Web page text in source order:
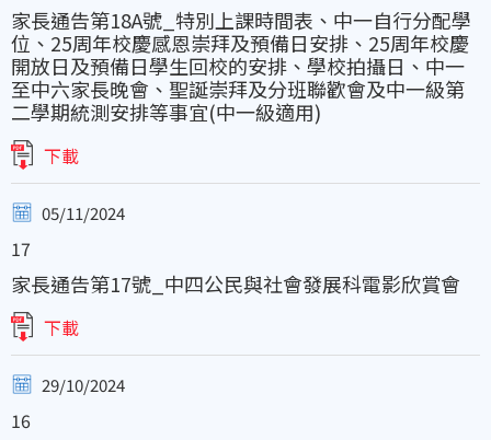
家長通告第18A號_特別上課時間表、中一自行分配學
位、25周年校慶感恩崇拜及預備日安排、25周年校慶
開放日及預備日學生回校的安排、學校拍攝日、中一
至中六家長晚會、聖誕崇拜及分班聯歡會及中一級第
二學期統測安排等事宜(中一級適用)
下載
05/11/2024
17
家長通告第17號_中四公民與社會發展科電影欣賞會
下載
29/10/2024
16